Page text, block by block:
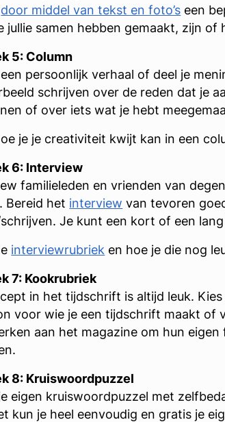
door middel van tekst en foto’s een
jullie samen hebben gemaakt, zijn of
5: Column
persoonlijk verhaal of deel je
schrijven over de reden dat je
of over iets wat je hebt
je je creativiteit kwijt kan in een
6: Interview
familieleden en vrienden van
Bereid het interview van tevoren
Je kunt een kort of een
interviewrubriek en hoe je die nog
7: Kookrubriek
in het tijdschrift is altijd leuk.
voor wie je een tijdschrift maakt of
aan het magazine om hun
8: Kruiswoordpuzzel
eigen kruiswoordpuzzel met
kun je heel eenvoudig en gratis je